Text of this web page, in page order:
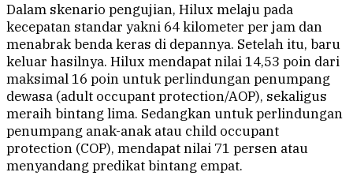
Dalam skenario pengujian, Hilux melaju pada
kecepatan standar yakni 64 kilometer per jam dan
menabrak benda keras di depannya. Setelah itu, baru
keluar hasilnya. Hilux mendapat nilai 14,53 poin dari
maksimal 16 poin untuk perlindungan penumpang
dewasa (adult occupant protection/AOP), sekaligus
meraih bintang lima. Sedangkan untuk perlindungan
penumpang anak-anak atau child occupant
protection (COP), mendapat nilai 71 persen atau
menyandang predikat bintang empat.